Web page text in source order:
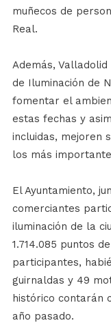
muñecos de
Real.
Además,
de Iluminación de
fomentar el
estas fechas y
incluidas, mejoren
los más
El Ayuntamiento,
comerciantes
iluminación de la
1.714.085 puntos
participantes,
guirnaldas y 49
histórico contarán
año pasado.